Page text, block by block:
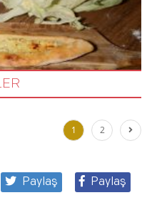
1 2
Paylaş
Paylaş